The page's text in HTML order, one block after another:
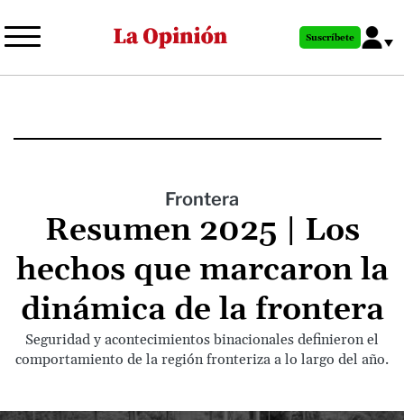
al
principal
Suscríbete
Frontera
Resumen 2025 | Los
hechos que marcaron la
dinámica de la frontera
Seguridad y acontecimientos binacionales definieron el
comportamiento de la región fronteriza a lo largo del año.